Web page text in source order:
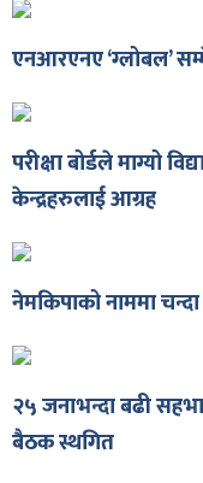
एनआरएनए ‘ग्लोबल’
परीक्षा बोर्डले माग्यो
केन्द्रहरुलाई आग्रह
नेमकिपाको नाममा
२५ जनाभन्दा बढी
बैठक स्थगित